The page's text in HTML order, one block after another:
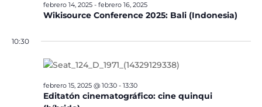
Wikisource Conference 2025: Bali (Indonesia)
febrero 14, 2025- febrero 16, 2025
10:30
Editatón cinematográfico: cine quinqui
febrero 15, 2025 @ 10:30- 13:30